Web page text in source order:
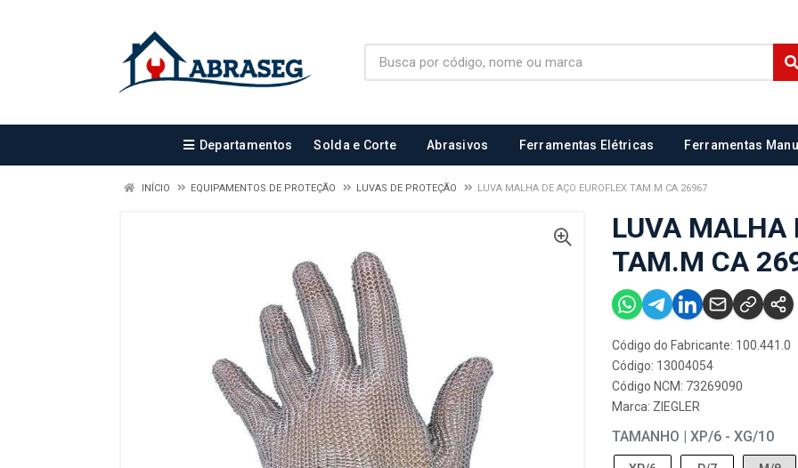
Departamentos Solda e Corte Abrasivos Ferramentas Elétricas Ferramentas
INÍCIO EQUIPAMENTOS DE PROTEÇÃO LUVAS DE PROTEÇÃO LUVA MALHA DE AÇO EUROFLEX TAM.M CA 26967
LUVA MALHA
TAM.M CA
Código do Fabricante: 100.441.0
Código: 13004054
Código NCM: 73269090
Marca: ZIEGLER
TAMANHO | XP/6 - XG/10